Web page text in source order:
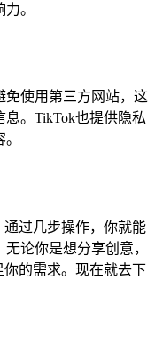
。
免使用第三方网站，这
。TikTok也提供隐私
过几步操作，你就能
论你是想分享创意，
的需求。现在就去下